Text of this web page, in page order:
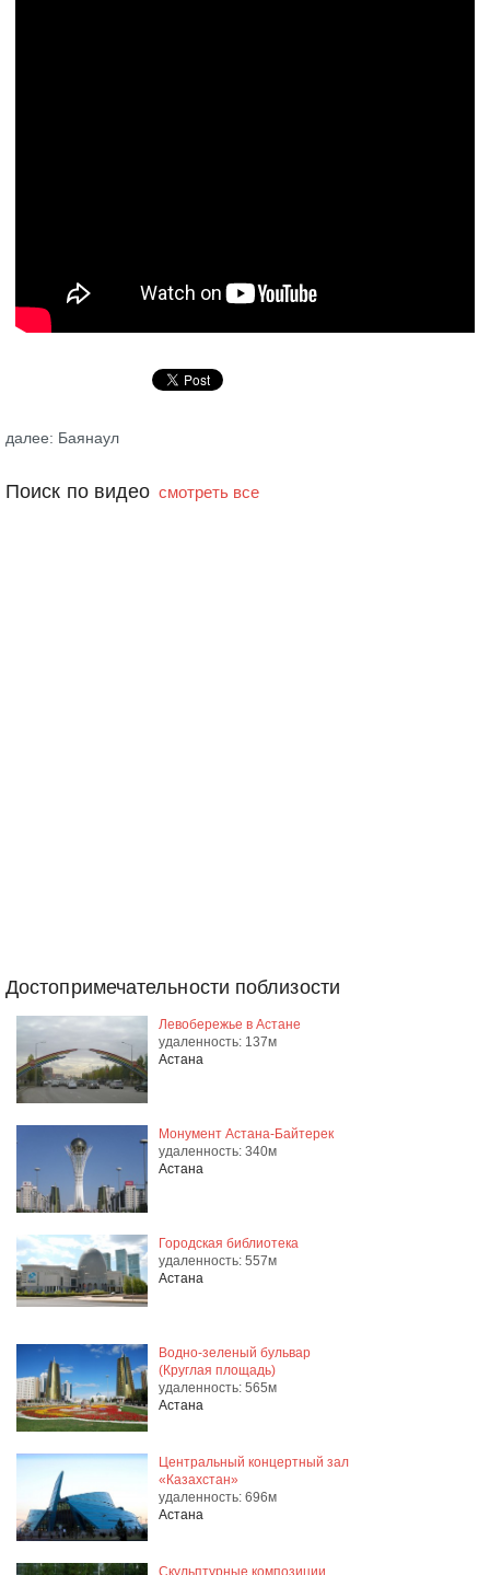
далее: Баянаул
Поиск по видео смотреть все
Достопримечательности поблизости
Левобережье в Астане
удаленность: 137м
Астана
Монумент Астана-Байтерек
удаленность: 340м
Астана
Городская библиотека
удаленность: 557м
Астана
Водно-зеленый бульвар
(Круглая площадь)
удаленность: 565м
Астана
Центральный концертный зал
«Казахстан»
удаленность: 696м
Астана
Скульптурные композиции